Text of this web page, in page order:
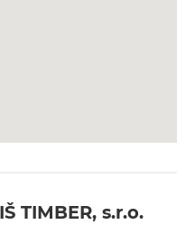
TIMBER, s.r.o.